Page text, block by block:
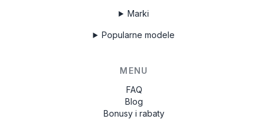
Marki
Popularne modele
MENU
FAQ
Blog
Bonusy i rabaty